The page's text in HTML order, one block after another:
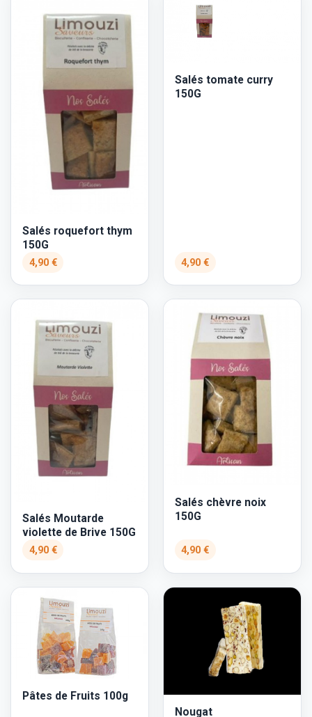
Salés roquefort thym
150G
4,90 €
Salés tomate curry
150G
4,90 €
Salés Moutarde
violette de Brive 150G
4,90 €
Salés chèvre noix
150G
4,90 €
Pâtes de Fruits 100g
Nougat